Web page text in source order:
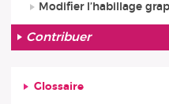
Modifier l’habillage
Contribuer
Glossaire